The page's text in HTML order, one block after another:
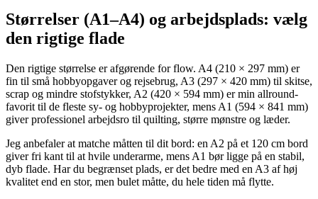
Størrelser (A1–A4) og arbejdsplads: vælg
den rigtige flade
Den rigtige størrelse er afgørende for flow. A4 (210 × 297 mm) er
fin til små hobbyopgaver og rejsebrug, A3 (297 × 420 mm) til skitse,
scrap og mindre stofstykker, A2 (420 × 594 mm) er min allround-
favorit til de fleste sy- og hobbyprojekter, mens A1 (594 × 841 mm)
giver professionel arbejdsro til quilting, større mønstre og læder.
Jeg anbefaler at matche måtten til dit bord: en A2 på et 120 cm bord
giver fri kant til at hvile underarme, mens A1 bør ligge på en stabil,
dyb flade. Har du begrænset plads, er det bedre med en A3 af høj
kvalitet end en stor, men bulet måtte, du hele tiden må flytte.